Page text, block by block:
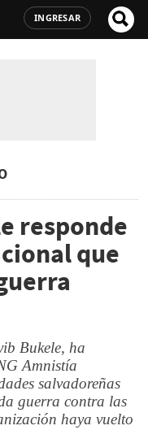
INGRESAR
responde
que
Bukele, ha
Amnistía
salvadoreñas
guerra contra las
haya vuelto